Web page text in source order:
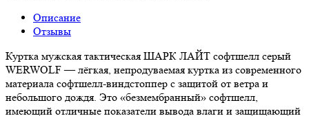
Описание
Отзывы
Куртка мужская тактическая ШАРК ЛАЙТ софтшелл серый
WERWOLF — лёгкая, непродуваемая куртка из современного
материала софтшелл-виндстоппер с защитой от ветра и
небольшого дождя. Это «безмембранный» софтшелл,
имеющий отличные показатели вывода влаги и защищающий